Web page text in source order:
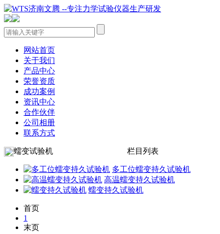
网站首页
关于我们
产品中心
荣誉资质
成功案例
资讯中心
合作伙伴
公司相册
联系方式
蠕变试验机 栏目列表
多工位蠕变持久试验机
高温蠕变持久试验机
蠕变持久试验机
首页
1
末页